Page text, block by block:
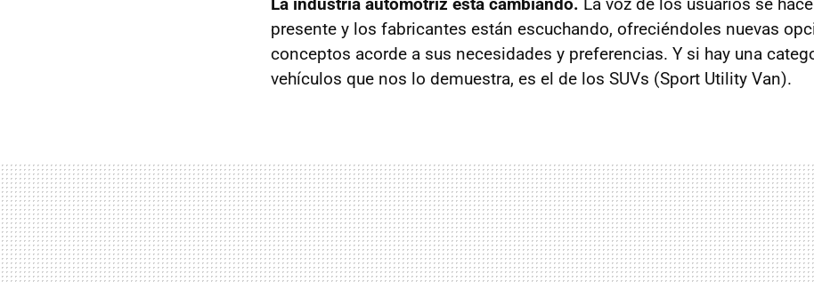
presente y los fabricantes están escuchando, ofreciéndoles nuevas
conceptos acorde a sus necesidades y preferencias. Y si hay una
vehículos que nos lo demuestra, es el de los SUVs (Sport Utility Van).